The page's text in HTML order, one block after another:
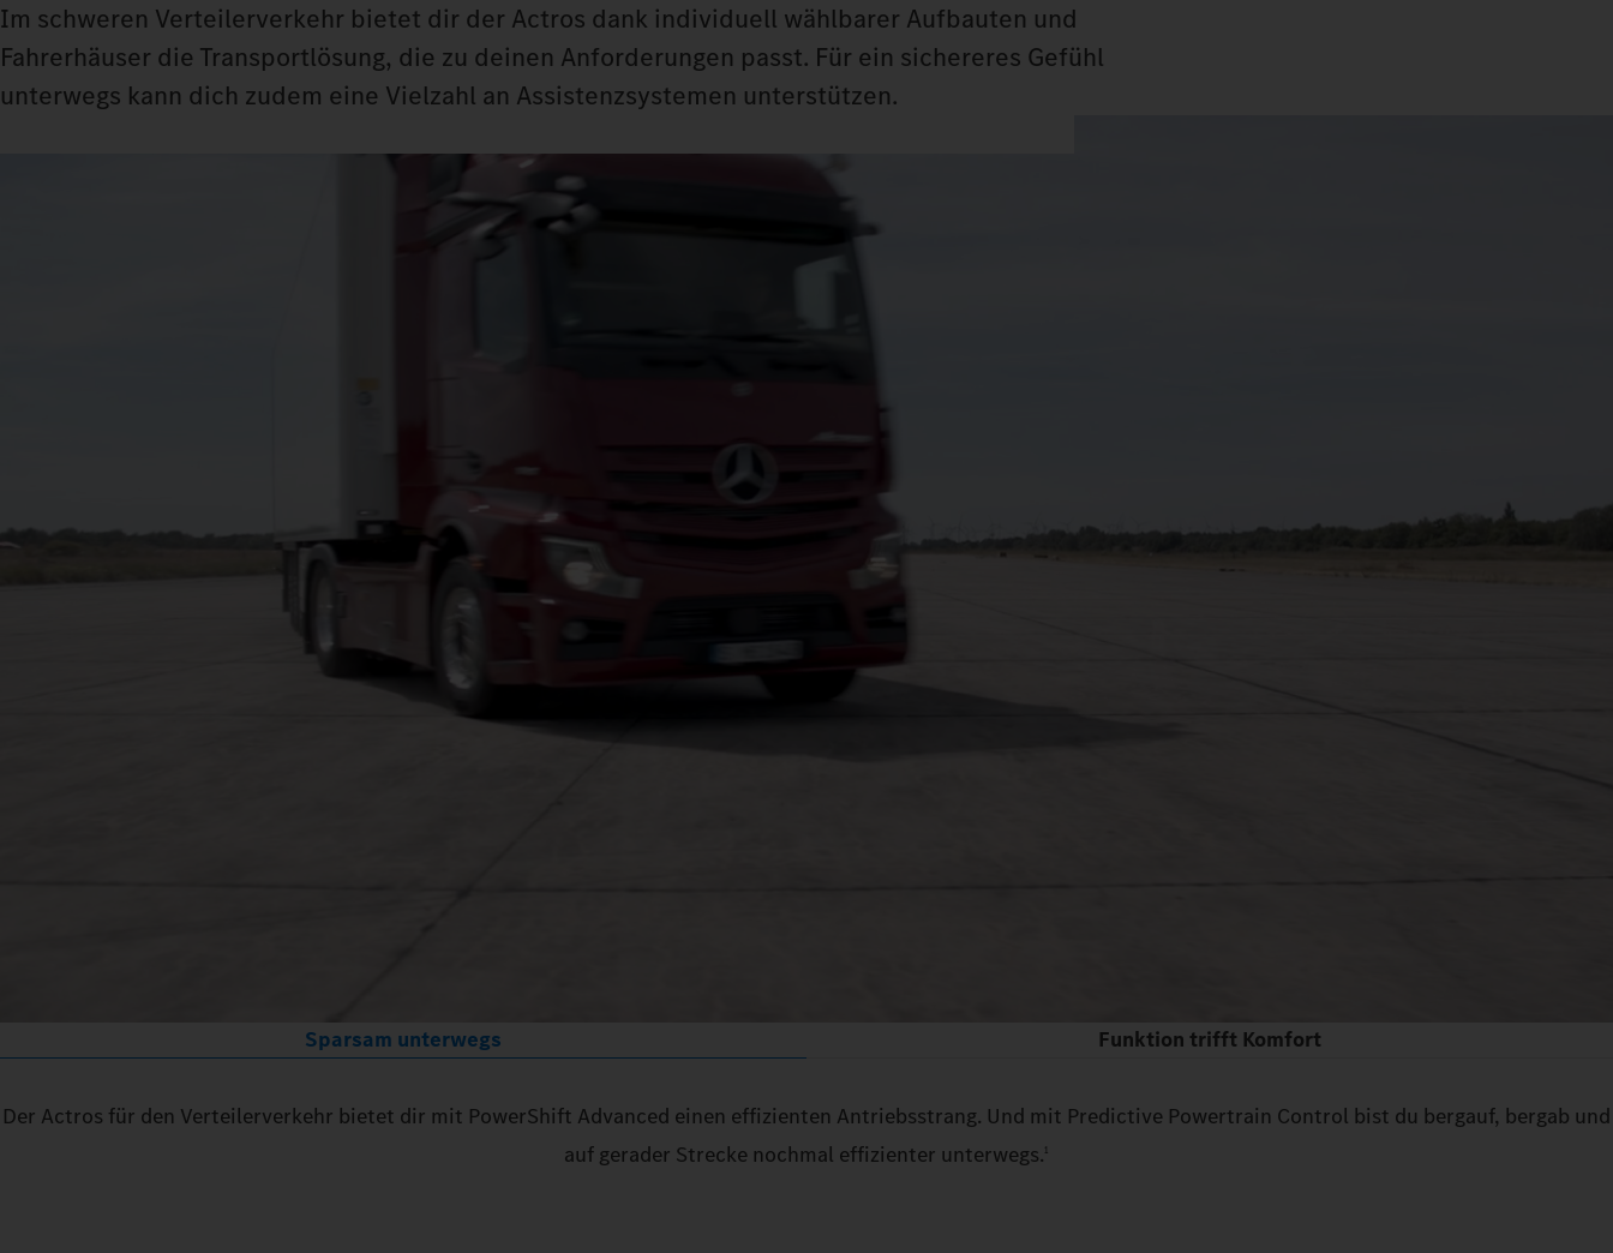
Im schweren Verteilerverkehr bietet dir der Actros dank individuell wählbarer Aufbauten und
Fahrerhäuser die Transportlösung, die zu deinen Anforderungen passt. Für ein sichereres Gefühl
unterwegs kann dich zudem eine Vielzahl an Assistenzsystemen unterstützen.
Sparsam unterwegs Funktion trifft Komfort
Der Actros für den Verteilerverkehr bietet dir mit PowerShift Advanced einen effizienten Antriebsstrang. Und mit Predictive Powertrain Control bist du bergauf, bergab und
auf gerader Strecke nochmal effizienter unterwegs.1